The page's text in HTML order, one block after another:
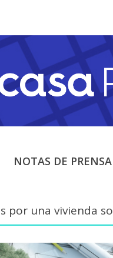
NOTAS DE PRENSA
por una vivienda